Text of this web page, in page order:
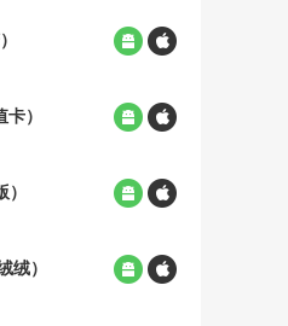
）
绒）